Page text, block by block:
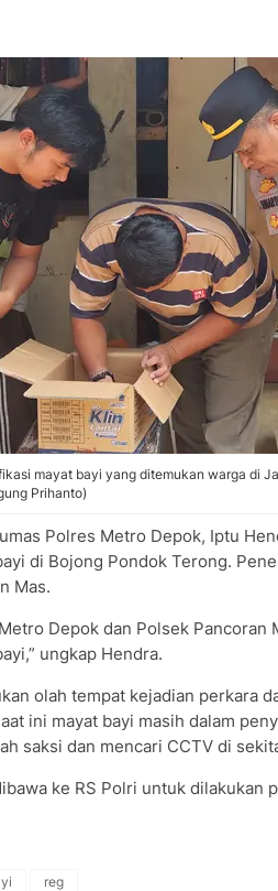
mayat bayi yang ditemukan warga di
Prihanto)
Polres Metro Depok, Iptu
di Bojong Pondok Terong.
Mas.
Depok dan Polsek Pancoran
ungkap Hendra.
olah tempat kejadian perkara
ini mayat bayi masih dalam
saksi dan mencari CCTV di
ke RS Polri untuk dilakukan
reg